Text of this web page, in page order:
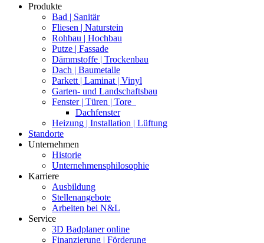
Produkte
Bad | Sanitär
Fliesen | Naturstein
Rohbau | Hochbau
Putze | Fassade
Dämmstoffe | Trockenbau
Dach | Baumetalle
Parkett | Laminat | Vinyl
Garten- und Landschaftsbau
Fenster | Türen | Tore
Dachfenster
Heizung | Installation | Lüftung
Standorte
Unternehmen
Historie
Unternehmensphilosophie
Karriere
Ausbildung
Stellenangebote
Arbeiten bei N&L
Service
3D Badplaner online
Finanzierung | Förderung